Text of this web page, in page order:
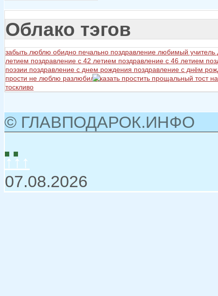
Облако тэгов
забыть люблю обидно печально поздравление любимый учитель
летием поздравление с 42 летием поздравление с 46 летием
поэзии поздравление с днем рождения поздравление с днём
прости не люблю разлюбил сказать простить прощальный тост
тоскливо
© ГЛАВПОДАРОК.ИНФО
↑↑↑
07.08.2026